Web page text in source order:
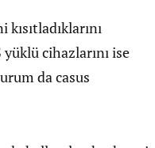
cihazlarını ise
da casus